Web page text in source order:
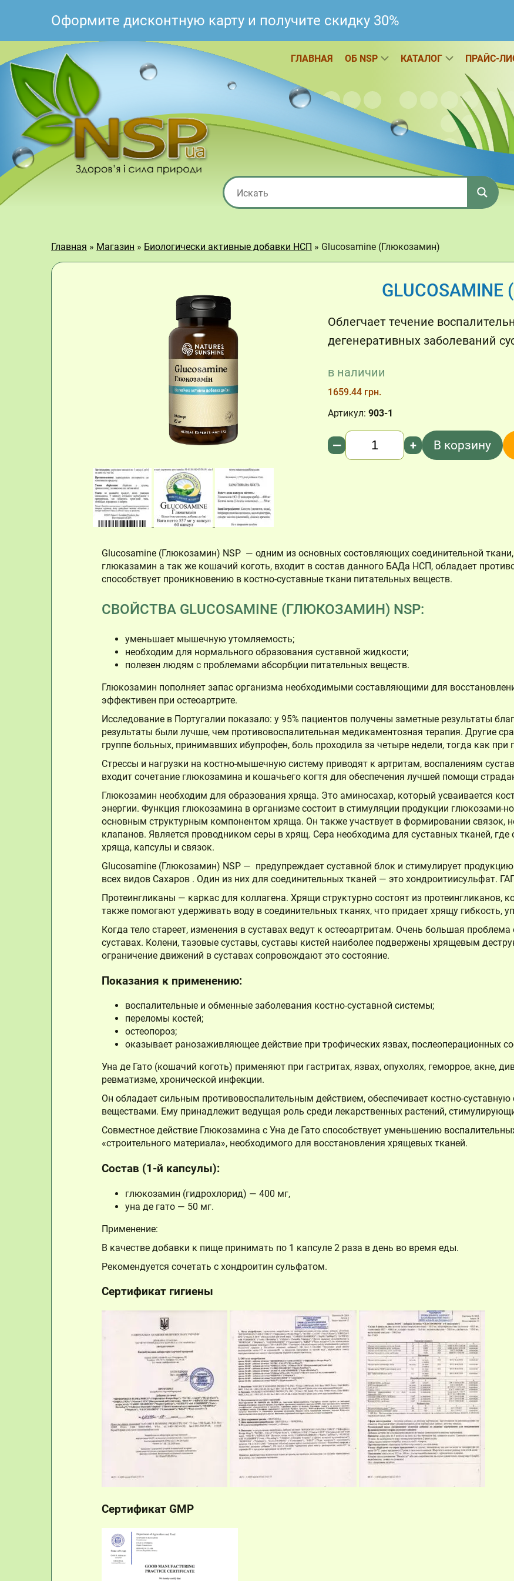
ГЛАВНАЯ ОБ NSP КАТАЛОГ ПРАЙС-
Оформите дисконтную карту и получите скидку 30%
Главная » Магазин » Биологически активные добавки НСП » Glucosamine (Глюкозамин)
Облегчает течение
дегенеративных заболеваний
в наличии
1659.44 грн.
Артикул: 903-1
Количество
— + В корзину
Glucosamine (Глюкозамин) NSP — одним из основных состовляющих соединительной
глюказамин а так же кошачий коготь, входит в состав данного БАДа НСП, обладает
способствует проникновению в костно-суставные ткани питательных веществ.
СВОЙСТВА GLUCOSAMINE (ГЛЮКОЗАМИН) NSP:
уменьшает мышечную утомляемость;
необходим для нормального образования суставной жидкости;
полезен людям с проблемами абсорбции питательных веществ.
Глюкозамин пополняет запас организма необходимыми составляющими для
эффективен при остеоартрите.
Исследование в Португалии показало: у 95% пациентов получены заметные результаты
результаты были лучше, чем противовоспалительная медикаментозная терапия. Другие
группе больных, принимавших ибупрофен, боль проходила за четыре недели, тогда как
Стрессы и нагрузки на костно-мышечную систему приводят к артритам, воспалениям
входит сочетание глюкозамина и кошачьего когтя для обеспечения лучшей помощи
Глюкозамин необходим для образования хряща. Это аминосахар, который усваивается
энергии. Функция глюкозамина в организме состоит в стимуляции продукции глюкозами-
основным структурным компонентом хряща. Он также участвует в формировании связок,
клапанов. Является проводником серы в хрящ. Сера необходима для суставных тканей, где
хряща, капсулы и связок.
Glucosamine (Глюкозамин) NSP — предупреждает суставной блок и стимулирует
всех видов Сахаров . Один из них для соединительных тканей — это хондроитиисульфат.
Протеингликаны — каркас для коллагена. Хрящи структурно состоят из протеингликанов,
также помогают удерживать воду в соединительных тканях, что придает хрящу гибкость,
Когда тело стареет, изменения в суставах ведут к остеоартритам. Очень большая
суставах. Колени, тазовые суставы, суставы кистей наиболее подвержены хрящевым
ограничение движений в суставах сопровождают это состояние.
Показания к применению:
воспалительные и обменные заболевания костно-суставной системы;
переломы костей;
остеопороз;
оказывает ранозаживляющее действие при трофических язвах, послеоперационных
Уна де Гато (кошачий коготь) применяют при гастритах, язвах, опухолях, геморрое, акне,
ревматизме, хронической инфекции.
Он обладает сильным противовоспалительным действием, обеспечивает костно-
веществами. Ему принадлежит ведущая роль среди лекарственных растений,
Совместное действие Глюкозамина с Уна де Гато способствует уменьшению
«строительного материала», необходимого для восстановления хрящевых тканей.
Состав (1-й капсулы):
глюкозамин (гидрохлорид) — 400 мг,
уна де гато — 50 мг.
Применение:
В качестве добавки к пище принимать по 1 капсуле 2 раза в день во время еды.
Рекомендуется сочетать с хондроитин сульфатом.
Сертификат гигиены
Сертификат GMP
Корзина пуста.